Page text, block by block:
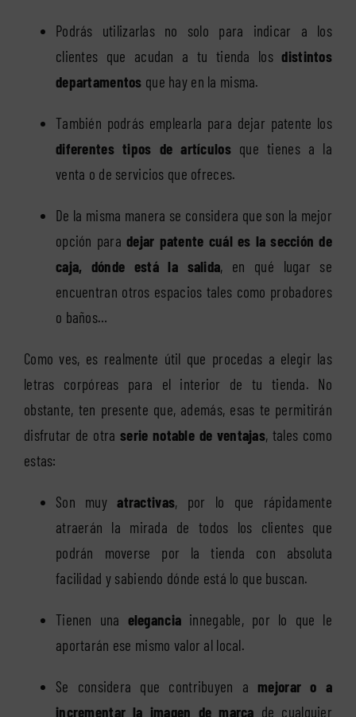
Podrás utilizarlas no solo para indicar a los
clientes que acudan a tu tienda losdistintos
departamentos que hay en la misma.
También podrás emplearla para dejar patente los
diferentes tipos de artículosque tienes a la
venta o de servicios que ofreces.
De la misma manera se considera que son la mejor
opción paradejar patente cuál es la sección de
caja, dónde está la salida, en qué lugar se
encuentran otros espacios tales como probadores
o baños…
Como ves, es realmente útil que procedas a elegir las
letras corpóreas para el interior de tu tienda. No
obstante, ten presente que, además, esas te permitirán
disfrutar de otra serie notable de ventajas, tales como
estas:
Son muyatractivas, por lo que rápidamente
atraerán la mirada de todos los clientes que
podrán moverse por la tienda con absoluta
facilidad y sabiendo dónde está lo que buscan.
Tienen una elegancia innegable, por lo que le
aportarán ese mismo valor al local.
Se considera que contribuyen a mejorar o a
incrementar la imagen de marca de cualquier